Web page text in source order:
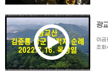
광
이금
조회